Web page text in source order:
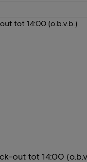
out tot 14:00